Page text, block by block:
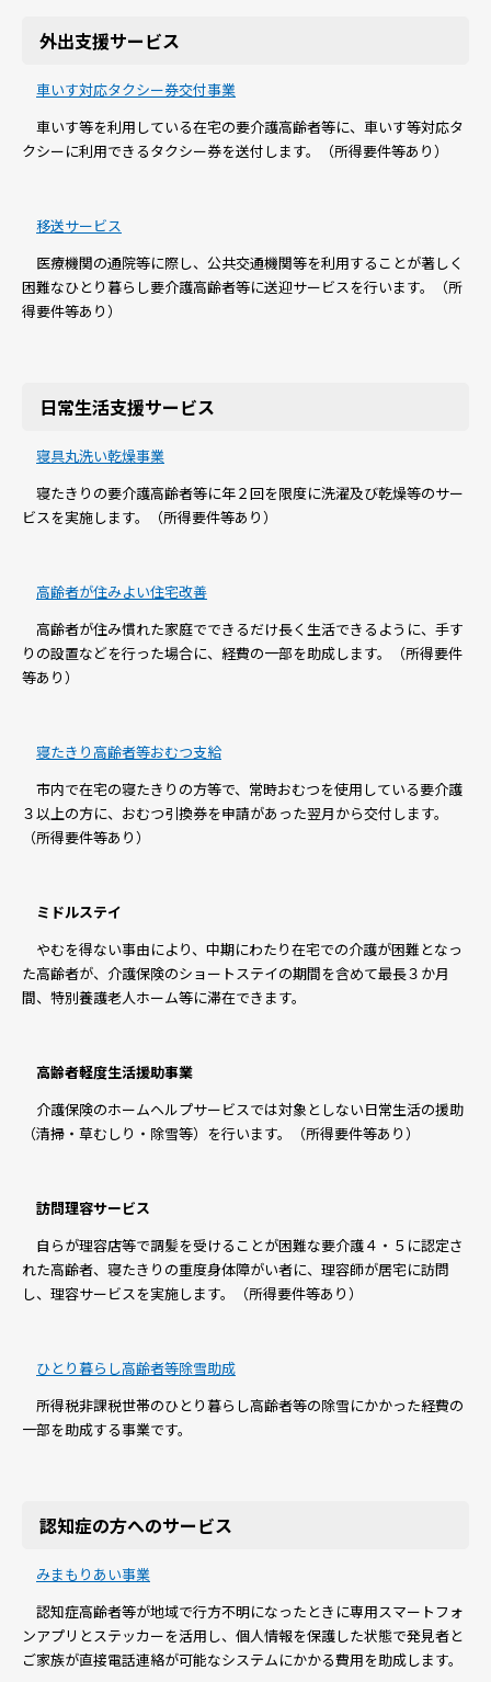
外出支援サービス
車いす対応タクシー券交付事業
車いす等を利用している在宅の要介護高齢者等に、車いす等対応タ
クシーに利用できるタクシー券を送付します。（所得要件等あり）
移送サービス
医療機関の通院等に際し、公共交通機関等を利用することが著しく
困難なひとり暮らし要介護高齢者等に送迎サービスを行います。（所
得要件等あり）
日常生活支援サービス
寝具丸洗い乾燥事業
寝たきりの要介護高齢者等に年２回を限度に洗濯及び乾燥等のサー
ビスを実施します。（所得要件等あり）
高齢者が住みよい住宅改善
高齢者が住み慣れた家庭でできるだけ長く生活できるように、手す
りの設置などを行った場合に、経費の一部を助成します。（所得要件
等あり）
寝たきり高齢者等おむつ支給
市内で在宅の寝たきりの方等で、常時おむつを使用している要介護
３以上の方に、おむつ引換券を申請があった翌月から交付します。
（所得要件等あり）
ミドルステイ
やむを得ない事由により、中期にわたり在宅での介護が困難となっ
た高齢者が、介護保険のショートステイの期間を含めて最長３か月
間、特別養護老人ホーム等に滞在できます。
高齢者軽度生活援助事業
介護保険のホームヘルプサービスでは対象としない日常生活の援助
（清掃・草むしり・除雪等）を行います。（所得要件等あり）
訪問理容サービス
自らが理容店等で調髪を受けることが困難な要介護４・５に認定さ
れた高齢者、寝たきりの重度身体障がい者に、理容師が居宅に訪問
し、理容サービスを実施します。（所得要件等あり）
ひとり暮らし高齢者等除雪助成
所得税非課税世帯のひとり暮らし高齢者等の除雪にかかった経費の
一部を助成する事業です。
認知症の方へのサービス
みまもりあい事業
認知症高齢者等が地域で行方不明になったときに専用スマートフォ
ンアプリとステッカーを活用し、個人情報を保護した状態で発見者と
ご家族が直接電話連絡が可能なシステムにかかる費用を助成します。